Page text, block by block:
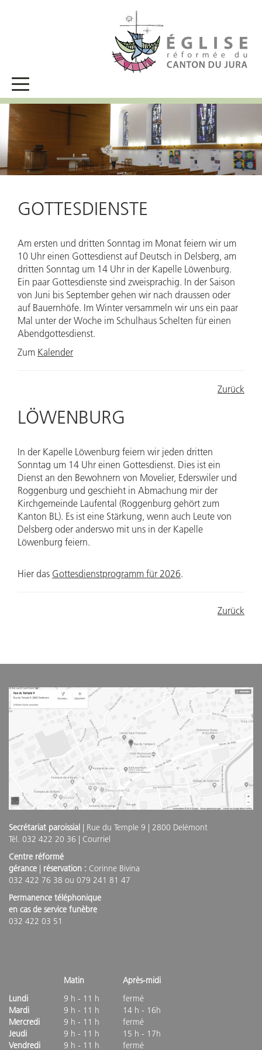
GOTTESDIENSTE
Am ersten und dritten Sonntag im Monat feiern wir um
10 Uhr einen Gottesdienst auf Deutsch in Delsberg, am
dritten Sonntag um 14 Uhr in der Kapelle Löwenburg.
Ein paar Gottesdienste sind zweisprachig. In der Saison
von Juni bis September gehen wir nach draussen oder
auf Bauernhöfe. Im Winter versammeln wir uns ein paar
Mal unter der Woche im Schulhaus Schelten für einen
Abendgottesdienst.
Zum Kalender
Zurück
LÖWENBURG
In der Kapelle Löwenburg feiern wir jeden dritten
Sonntag um 14 Uhr einen Gottesdienst. Dies ist ein
Dienst an den Bewohnern von Movelier, Ederswiler und
Roggenburg und geschieht in Abmachung mir der
Kirchgemeinde Laufental (Roggenburg gehört zum
Kanton BL). Es ist eine Stärkung, wenn auch Leute von
Delsberg oder anderswo mit uns in der Kapelle
Löwenburg feiern.
Hier das Gottesdienstprogramm für 2026.
Zurück
Secrétariat paroissial | Rue du Temple 9 | 2800 Delémont
Tél. 032 422 20 36 | Courriel
Centre réformé
gérance | réservation : Corinne Bivina
032 422 76 38 ou 079 241 81 47
Permanence téléphonique
en cas de service funèbre
032 422 03 51
Matin
Après-midi
Lundi
9 h - 11 h
fermé
Mardi
9 h - 11 h
14 h - 16h
Mercredi
9 h - 11 h
fermé
Jeudi
9 h - 11 h
15 h - 17h
Vendredi
9 h - 11 h fermé